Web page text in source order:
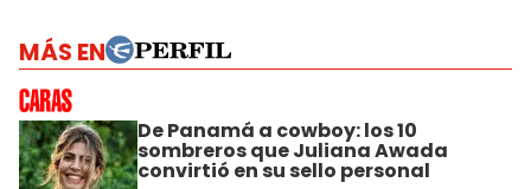
MÁS EN
De Panamá a cowboy: los 10
sombreros que Juliana Awada
convirtió en su sello personal